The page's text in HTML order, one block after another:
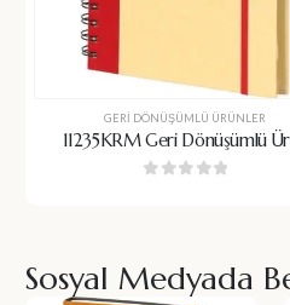
GERI DÖNÜŞÜMLÜ ÜRÜNLER
11235KRM Geri Dönüşümlü
Sosyal Medyada